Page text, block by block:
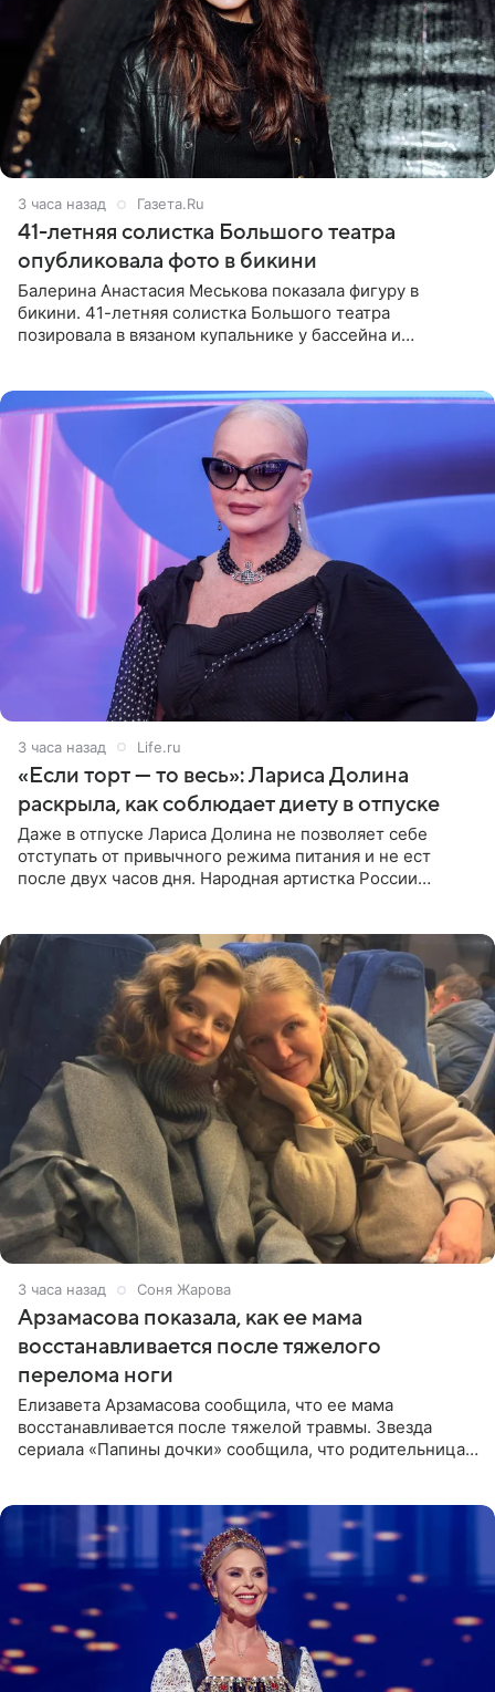
3 часа назад Газета.Ru
41-летняя солистка Большого театра
опубликовала фото в бикини
Балерина Анастасия Меськова показала фигуру в
бикини. 41-летняя солистка Большого театра
позировала в вязаном купальнике у бассейна и
3 часа назад Life.ru
«Если торт — то весь»: Лариса Долина
раскрыла, как соблюдает диету в отпуске
Даже в отпуске Лариса Долина не позволяет себе
отступать от привычного режима питания и не ест
после двух часов дня. Народная артистка России
3 часа назад Соня Жарова
Арзамасова показала, как ее мама
восстанавливается после тяжелого
перелома ноги
Елизавета Арзамасова сообщила, что ее мама
восстанавливается после тяжелой травмы. Звезда
сериала «Папины дочки» сообщила, что родительница